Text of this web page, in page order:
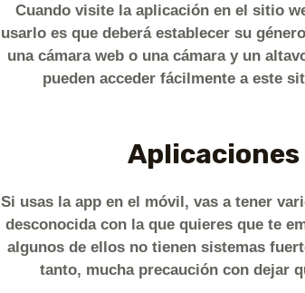
Cuando visite la aplicación en el sitio
usarlo es que deberá establecer su
una cámara web o una cámara y un
pueden acceder fácilmente a este
Aplicaciones
Si usas la app en el móvil, vas a tener
desconocida con la que quieres que te
algunos de ellos no tienen sistemas
tanto, mucha precaución con dejar